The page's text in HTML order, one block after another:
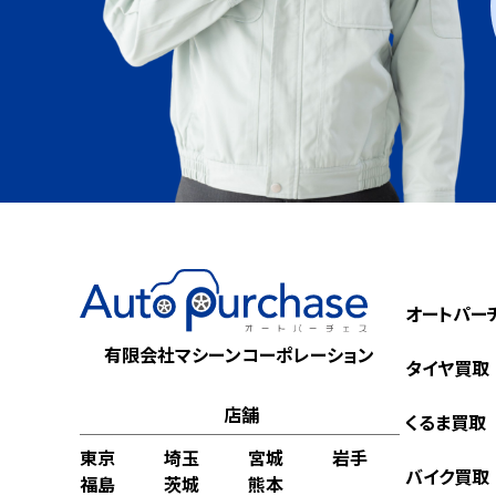
有限会社マシーンコーポレーション
店舗
東京
埼玉 宮城
岩手
福島
茨城 熊本
オートパ
タイヤ買取
くるま買取
バイク買取